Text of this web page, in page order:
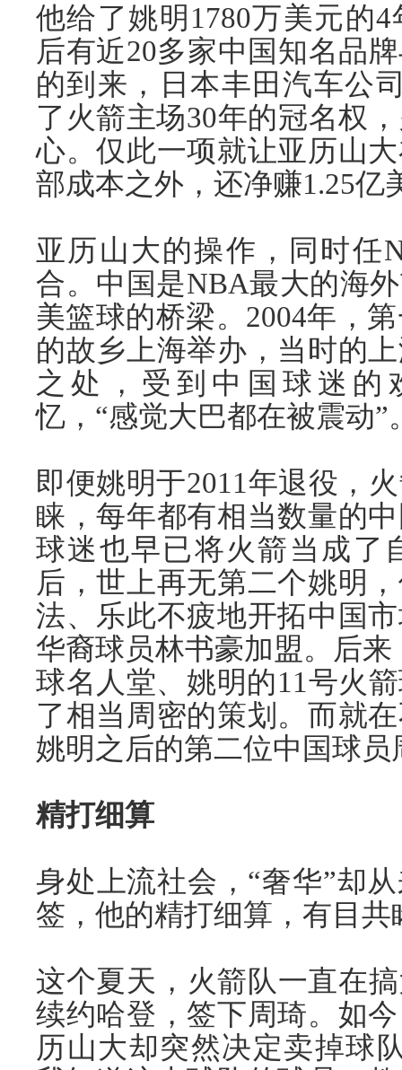
他给了姚明1780万美元的
后有近20多家中国知名品
的到来，日本丰田汽车公
了火箭主场30年的冠名权
心。仅此一项就让亚历山
部成本之外，还净赚1.25亿
亚历山大的操作，同时任
合。中国是NBA最大的海
美篮球的桥梁。2004年，
的故乡上海举办，当时的
之处，受到中国球迷的
忆，“感觉大巴都在被震动”
即便姚明于2011年退役，
睐，每年都有相当数量的
球迷也早已将火箭当成了
后，世上再无第二个姚明
法、乐此不疲地开拓中国
华裔球员林书豪加盟。后
球名人堂、姚明的11号火
了相当周密的策划。而就
姚明之后的第二位中国球员
精打细算
身处上流社会，“奢华”却
签，他的精打细算，有目共
这个夏天，火箭队一直在
续约哈登，签下周琦。如
历山大却突然决定卖掉球